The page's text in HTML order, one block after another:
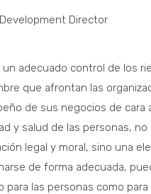
Director
un adecuado control de los
que afrontan las
de sus negocios de cara
y salud de las personas, no
legal y moral, sino una
de forma adecuada,
para las personas como para